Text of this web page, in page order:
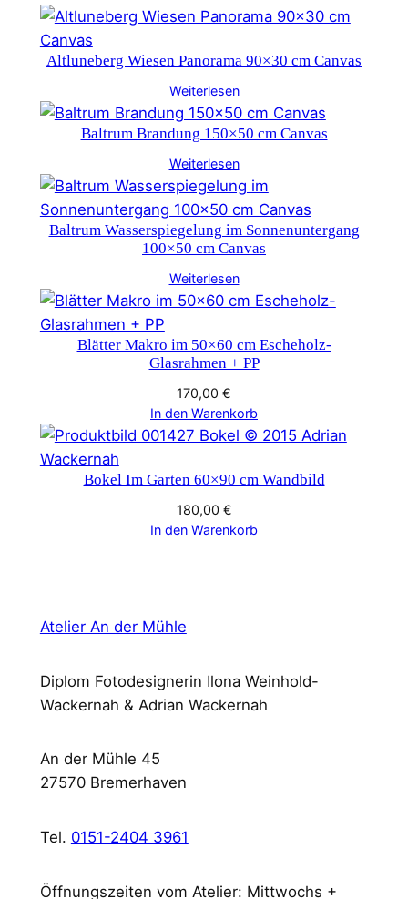
Altluneberg Wiesen Panorama 90×30 cm Canvas
Weiterlesen
Baltrum Brandung 150×50 cm Canvas
Weiterlesen
Baltrum Wasserspiegelung im Sonnenuntergang
100×50 cm Canvas
Weiterlesen
Blätter Makro im 50×60 cm Escheholz-
Glasrahmen + PP
170,00 €
In den Warenkorb
Bokel Im Garten 60×90 cm Wandbild
180,00 €
In den Warenkorb
Atelier An der Mühle
Diplom Fotodesignerin Ilona Weinhold-
Wackernah & Adrian Wackernah
An der Mühle 45
27570 Bremerhaven
Tel. 0151-2404 3961
Öffnungszeiten vom Atelier: Mittwochs +